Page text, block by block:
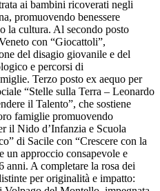
ai bambini ricoverati negli
promuovendo benessere
la cultura. Al secondo posto
con “Giocattoli”,
del disagio giovanile e del
e percorsi di
Terzo posto ex aequo per
“Stelle sulla Terra – Leonardo
il Talento”, che sostiene
famiglie promuovendo
il Nido d’Infanzia e Scuola
di Sacile con “Crescere con la
un approccio consapevole e
anni. A completare la rosa dei
per originalità e impatto: